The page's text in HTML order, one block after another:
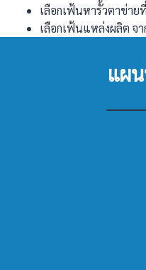
เลือกเฟ้นหารั้วตาข่า
เลือกเฟ้นแหล่งผลิต จ
แผน